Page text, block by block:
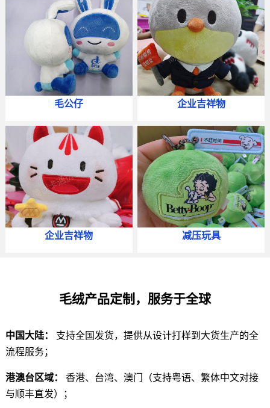
毛公仔 企业吉祥物
企业吉祥物 减压玩具
毛绒产品定制，服务于全球
中国大陆：
支持全国发货，提供从设计打样到大货生产的全
流程服务；
港澳台区域：
香港、台湾、澳门（支持粤语、繁体中文对接
与顺丰直发）；